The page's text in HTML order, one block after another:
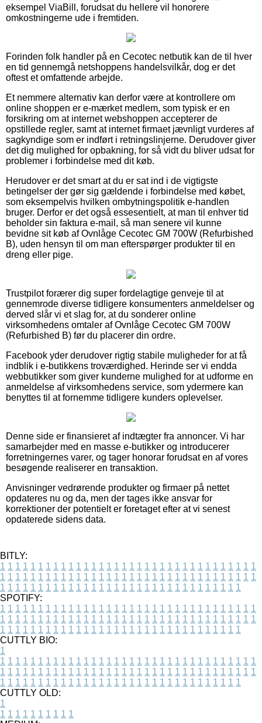
eksempel ViaBill, forudsat du hellere vil honorere
omkostningerne ude i fremtiden.
Forinden folk handler på en Cecotec netbutik kan de til hver
en tid gennemgå netshoppens handelsvilkår, dog er det
oftest et omfattende arbejde.
Et nemmere alternativ kan derfor være at kontrollere om
online shoppen er e-mærket medlem, som typisk er en
forsikring om at internet webshoppen accepterer de
opstillede regler, samt at internet firmaet jævnligt vurderes af
sagkyndige som er indført i retningslinjerne. Derudover giver
det dig mulighed for opbakning, for så vidt du bliver udsat for
problemer i forbindelse med dit køb.
Herudover er det smart at du er sat ind i de vigtigste
betingelser der gør sig gældende i forbindelse med købet,
som eksempelvis hvilken ombytningspolitik e-handlen
bruger. Derfor er det også essesentielt, at man til enhver tid
beholder sin faktura e-mail, så man senere vil kunne
bevidne sit køb af Ovnlåge Cecotec GM 700W (Refurbished
B), uden hensyn til om man efterspørger produkter til en
dreng eller pige.
Trustpilot forærer dig super fordelagtige genveje til at
gennemrode diverse tidligere konsumenters anmeldelser og
derved slår vi et slag for, at du sonderer online
virksomhedens omtaler af Ovnlåge Cecotec GM 700W
(Refurbished B) før du placerer din ordre.
Facebook yder derudover rigtig stabile muligheder for at få
indblik i e-butikkens troværdighed. Herinde ser vi endda
webbutikker som giver kunderne mulighed for at udforme en
anmeldelse af virksomhedens service, som ydermere kan
benyttes til at fornemme tidligere kunders oplevelser.
Denne side er finansieret af indtægter fra annoncer. Vi har
samarbejder med en masse e-butikker og introducerer
forretningernes varer, og tager honorar forudsat en af vores
besøgende realiserer en transaktion.
Anvisninger vedrørende produkter og firmaer på nettet
opdateres nu og da, men der tages ikke ansvar for
korrektioner der potentielt er foretaget efter at vi senest
opdaterede sidens data.
BITLY:
1 1 1 1 1 1 1 1 1 1 1 1 1 1 1 1 1 1 1 1 1 1 1 1 1 1 1 1 1 1 1 1 1 1
1 1 1 1 1 1 1 1 1 1 1 1 1 1 1 1 1 1 1 1 1 1 1 1 1 1 1 1 1 1 1 1 1 1
1 1 1 1 1 1 1 1 1 1 1 1 1 1 1 1 1 1 1 1 1 1 1 1 1 1 1 1 1 1 1 1
SPOTIFY:
1 1 1 1 1 1 1 1 1 1 1 1 1 1 1 1 1 1 1 1 1 1 1 1 1 1 1 1 1 1 1 1 1 1
1 1 1 1 1 1 1 1 1 1 1 1 1 1 1 1 1 1 1 1 1 1 1 1 1 1 1 1 1 1 1 1 1 1
1 1 1 1 1 1 1 1 1 1 1 1 1 1 1 1 1 1 1 1 1 1 1 1 1 1 1 1 1 1 1 1
CUTTLY BIO:
1
1 1 1 1 1 1 1 1 1 1 1 1 1 1 1 1 1 1 1 1 1 1 1 1 1 1 1 1 1 1 1 1 1 1
1 1 1 1 1 1 1 1 1 1 1 1 1 1 1 1 1 1 1 1 1 1 1 1 1 1 1 1 1 1 1 1 1 1
1 1 1 1 1 1 1 1 1 1 1 1 1 1 1 1 1 1 1 1 1 1 1 1 1 1 1 1 1 1 1 1
CUTTLY OLD:
1
1 1 1 1 1 1 1 1 1 1